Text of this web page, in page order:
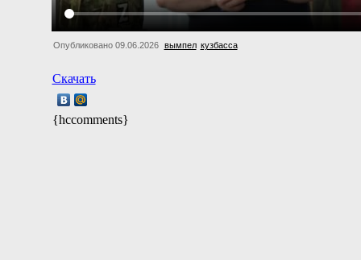
Опубликовано 09.06.2026 вымпел кузбасса
Скачать
{hccomments}